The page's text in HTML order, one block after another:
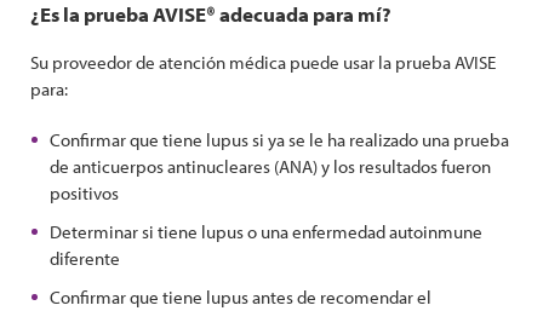
¿Es la prueba AVISE® adecuada para mí?
Su proveedor de atención médica puede usar la prueba AVISE
para:
Confirmar que tiene lupus si ya se le ha realizado una prueba
de anticuerpos antinucleares (ANA) y los resultados fueron
positivos
Determinar si tiene lupus o una enfermedad autoinmune
diferente
Confirmar que tiene lupus antes de recomendar el